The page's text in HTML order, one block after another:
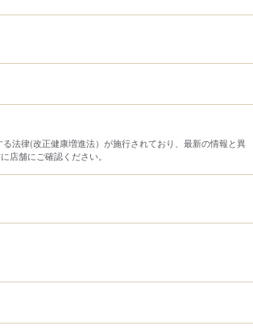
法律(改正健康増進法）が施行されており、最新の情報と異
店舗にご確認ください。